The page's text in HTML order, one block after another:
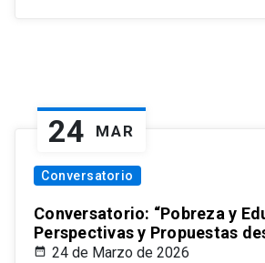
24 MAR
Conversatorio
Conversatorio: “Pobreza y
Perspectivas y Propuestas
24 de Marzo de 2026